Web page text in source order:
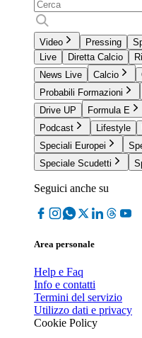
Video Pressing
Live
Diretta Calcio
News Live
Calcio
Probabili Formazioni
Drive UP
Formula E
Podcast
Lifestyle
Speciali Europei
Speciale Scudetti
Seguici anche su
Area personale
Help e Faq
Info e contatti
Termini del servizio
Utilizzo dati e privacy
Cookie Policy